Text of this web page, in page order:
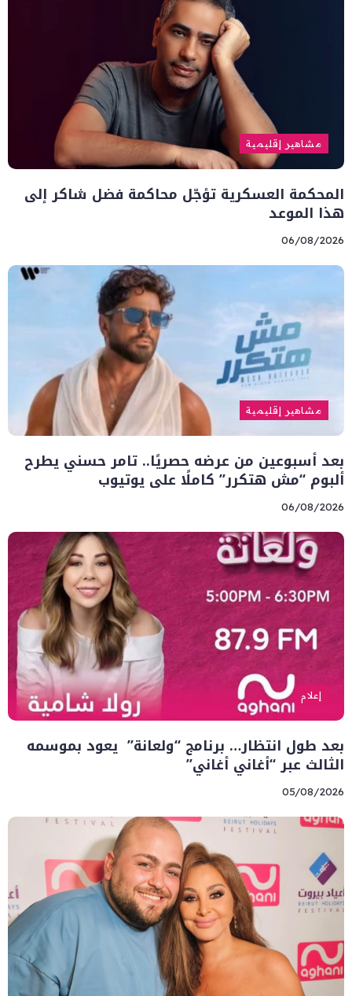
مشاهير إقليمية
المحكمة العسكرية تؤجّل محاكمة فضل شاكر إلى
هذا الموعد
06/08/2026
مشاهير إقليمية
بعد أسبوعين من عرضه حصريًا.. تامر حسني يطرح
ألبوم “مش هتكرر” كاملًا على يوتيوب
06/08/2026
إعلام
بعد طول انتظار… برنامج “ولعانة” يعود بموسمه
الثالث عبر “أغاني أغاني”
05/08/2026